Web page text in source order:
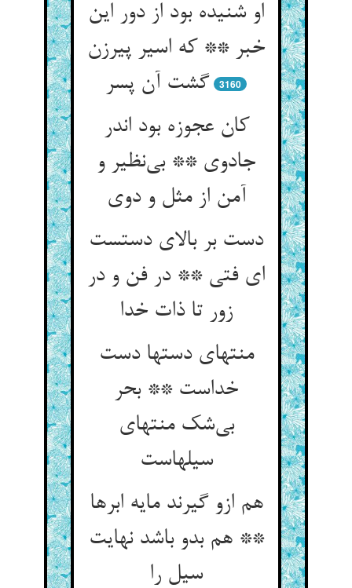
او شنیده بود از دور این
خبر ** که اسیر پیرزن
گشت آن پسر
3160
کان عجوزه بود اندر
جادوی ** بی‌نظیر و
آمن از مثل و دوی
دست بر بالای دستست
ای فتی ** در فن و در
زور تا ذات خدا
منتهای دستها دست
خداست ** بحر
بی‌شک منتهای
سیلهاست
هم ازو گیرند مایه ابرها
** هم بدو باشد نهایت
سیل را